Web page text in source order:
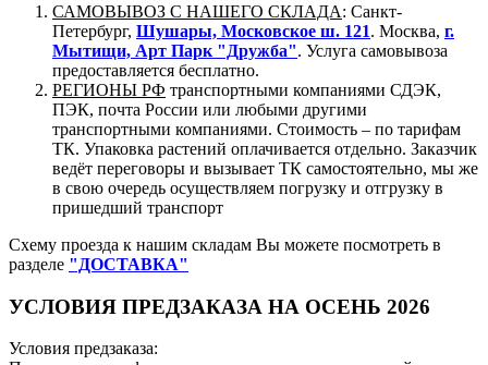
САМОВЫВОЗ С НАШЕГО СКЛАДА: Санкт-
Петербург, Шушары, Московское ш. 121. Москва, г.
Мытищи, Арт Парк "Дружба". Услуга самовывоза
предоставляется бесплатно.
РЕГИОНЫ РФ транспортными компаниями СДЭК,
ПЭК, почта России или любыми другими
транспортными компаниями. Стоимость – по тарифам
ТК. Упаковка растений оплачивается отдельно. Заказчик
ведёт переговоры и вызывает ТК самостоятельно, мы же
в свою очередь осуществляем погрузку и отгрузку в
пришедший транспорт
Схему проезда к нашим складам Вы можете посмотреть в
разделе "ДОСТАВКА"
УСЛОВИЯ ПРЕДЗАКАЗА НА ОСЕНЬ 2026
Условия предзаказа: